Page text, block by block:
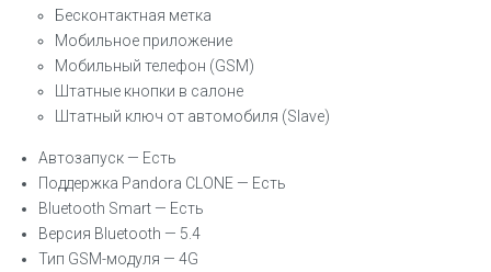
Бесконтактная метка
Мобильное приложение
Мобильный телефон (GSM)
Штатные кнопки в салоне
Штатный ключ от автомобиля (Slave)
Автозапуск — Есть
Поддержка Pandora CLONE — Есть
Bluetooth Smart — Есть
Версия Bluetooth — 5.4
Тип GSM-модуля — 4G